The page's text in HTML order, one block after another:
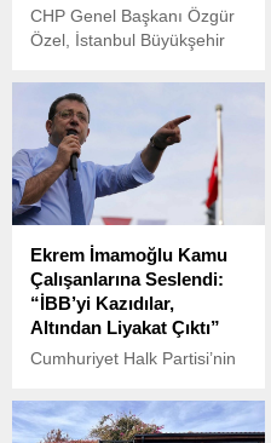
CHP Genel Başkanı Özgür
Özel, İstanbul Büyükşehir
İmamoğlu’nun tutuklanması
sonrası süren süreçte,
partisine yönelik çifte
standart uygulayan
markalara tepki göstermişti.
Ekrem İmamoğlu Kamu
Çalışanlarına Seslendi:
“İBB’yi Kazıdılar,
Altından Liyakat Çıktı”
Cumhuriyet Halk Partisi’nin
İstanbul Büyükşehir
Belediye (İBB) Başkanı